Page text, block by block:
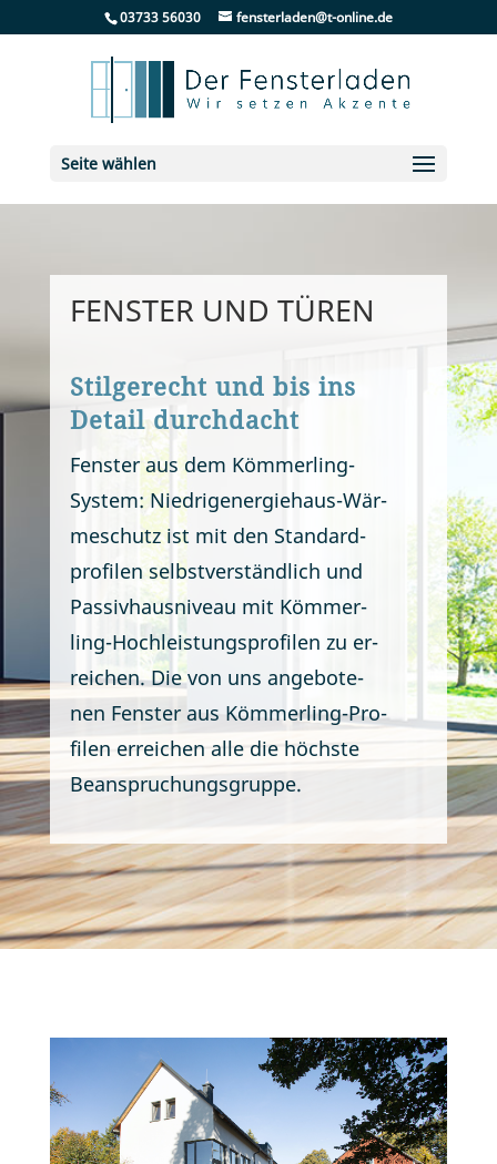
03733 56030 fensterladen@t-online.de
Seite wählen
FENS­TER UND TÜREN
Stil­ge­recht und bis ins
De­tail durchdacht
Fens­ter aus dem Köm­mer­ling-
Sys­tem: Nied­rig­ener­gie­haus-Wär­
me­schutz ist mit den Stan­dard­
pro­fi­len selbst­ver­ständ­lich und
Pas­siv­haus­ni­veau mit Köm­mer­
ling-Hoch­leis­tungs­pro­fi­len zu er­
rei­chen. Die von uns an­ge­bo­te­
nen Fens­ter aus Köm­mer­ling-Pro­
fi­len er­rei­chen al­le die höchs­te
Beanspruchungsgruppe.